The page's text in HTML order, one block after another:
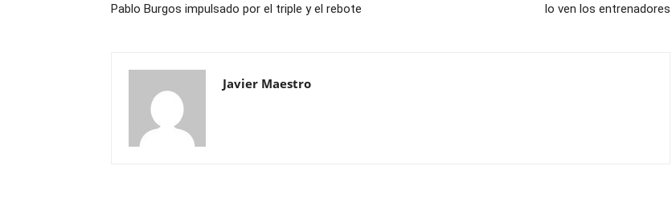
Pablo Burgos impulsado por el triple y el rebote
lo ven los entrenadores
Javier Maestro